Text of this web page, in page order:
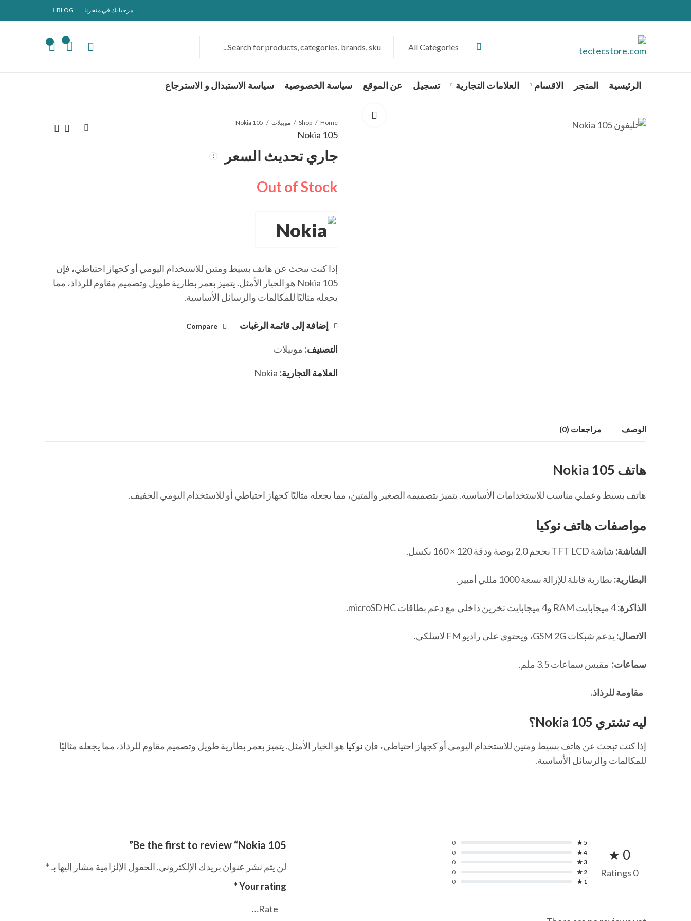
مرحبا بك في متجرنا BLOG
الرئيسية المتجر الاقسام العلامات التجارية تسجيل عن الموقع سياسة الخصوصية سياسة الاستبدال و الاسترجاع
Home
Shop موبيلات Nokia 105
Nokia 105
جاري تحديث السعر
Out of Stock
إذا كنت تبحث عن هاتف بسيط ومتين للاستخدام اليومي أو كجهاز احتياطي، فإن
Nokia 105 هو الخيار الأمثل. يتميز بعمر بطارية طويل وتصميم مقاوم للرذاذ، مما
يجعله مثاليًا للمكالمات والرسائل الأساسية.
إضافة إلى قائمة الرغبات Compare
التصنيف: موبيلات
العلامة التجارية: Nokia
الوصف مراجعات (0)
هاتف Nokia 105
هاتف بسيط وعملي مناسب للاستخدامات الأساسية. يتميز بتصميمه الصغير والمتين، مما يجعله مثاليًا كجهاز احتياطي أو للاستخدام اليومي الخفيف.
مواصفات هاتف نوكيا
الشاشة: شاشة TFT LCD بحجم 2.0 بوصة ودقة 120 × 160 بكسل.
البطارية: بطارية قابلة للإزالة بسعة 1000 مللي أمبير.
الذاكرة:4 ميجابايت RAM و4 ميجابايت تخزين داخلي مع دعم بطاقات microSDHC.
الاتصال: يدعم شبكات GSM 2G، ويحتوي على راديو FM لاسلكي.
سماعات: مقبس سماعات 3.5 ملم.
مقاومة للرذاذ.
ليه تشتري Nokia 105؟
إذا كنت تبحث عن هاتف بسيط ومتين للاستخدام اليومي أو كجهاز احتياطي، فإن نوكيا هو الخيار الأمثل. يتميز بعمر بطارية طويل وتصميم مقاوم للرذاذ، مما يجعله مثاليًا
للمكالمات والرسائل الأساسية.
0 ★
0 Ratings
5 ★
0
4 ★
0
3 ★
0
2 ★
0
1 ★
0
Be the first to review “Nokia 105”
لن يتم نشر عنوان بريدك الإلكتروني. الحقول الإلزامية مشار إليها بـ*
Your rating
*